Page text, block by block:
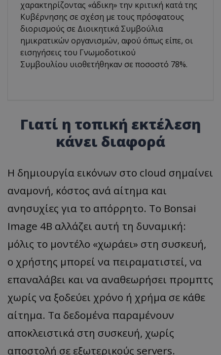
χαρακτηρίζοντας «άδικη» την κριτική κατά της
Κυβέρνησης σε σχέση με τους πρόσφατους
διορισμούς σε Διοικητικά Συμβούλια
ημικρατικών οργανισμών, αφού όπως είπε, οι
εισηγήσεις του Γνωμοδοτικού
Συμβουλίου υιοθετήθηκαν σε ποσοστό 78%.
Γιατί η τοπική εκτέλεση
κάνει διαφορά
Η δημιουργία εικόνων στο cloud σημαίνει
αναμονή, κόστος ανά αίτημα και
ανησυχίες για το απόρρητο. Το Bonsai
Image 4B αλλάζει αυτή τη δυναμική:
μόλις το μοντέλο «χωράει» στη συσκευή,
ο χρήστης μπορεί να πειραματιστεί, να
επαναλάβει και να αναθεωρήσει προμπτς
χωρίς να ξοδεύει χρόνο ή χρήμα σε κάθε
αίτημα. Τα δεδομένα παραμένουν
αποκλειστικά στη συσκευή, χωρίς
αποστολή σε εξωτερικούς servers.